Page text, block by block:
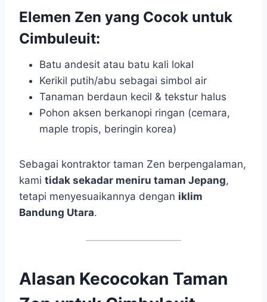
Elemen Zen yang Cocok untuk
Cimbuleuit:
Batu andesit atau batu kali lokal
Kerikil putih/abu sebagai simbol air
Tanaman berdaun kecil & tekstur halus
Pohon aksen berkanopi ringan (cemara,
maple tropis, beringin korea)
Sebagai kontraktor taman Zen berpengalaman,
kami tidak sekadar meniru taman Jepang,
tetapi menyesuaikannya dengan iklim
Bandung Utara.
Alasan Kecocokan Taman